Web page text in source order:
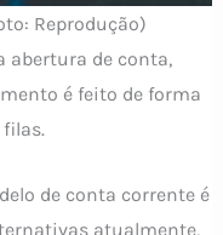
Reprodução)
abertura de conta,
é feito de forma
de conta corrente é
atualmente,